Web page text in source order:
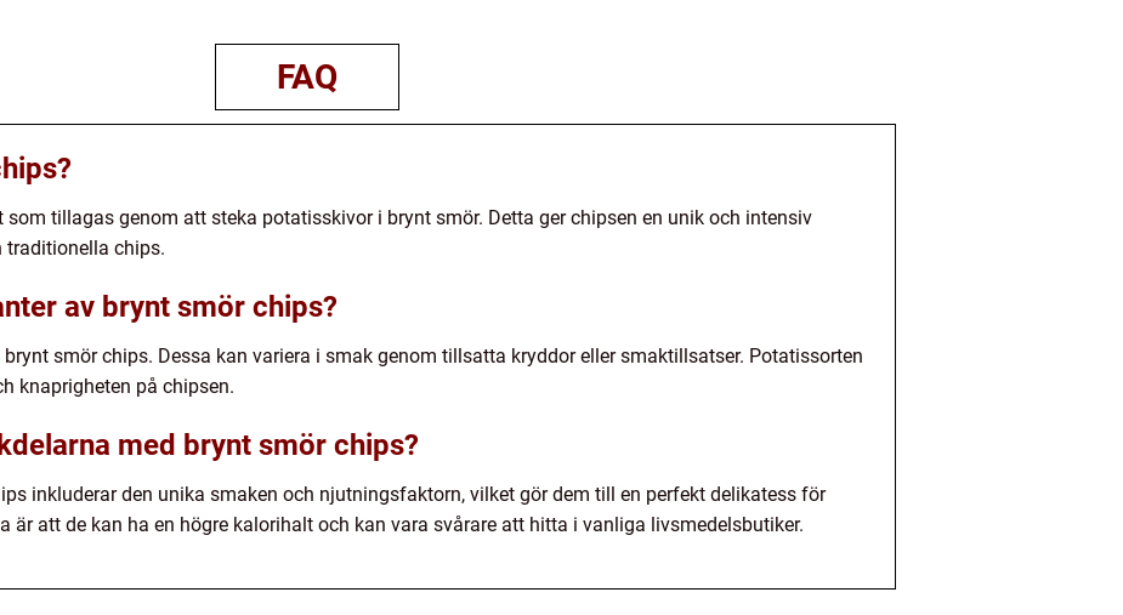
FAQ
som tillagas genom att steka potatisskivor i brynt smör. Detta ger chipsen en unik och intensiv
chips.
av brynt smör chips?
smör chips. Dessa kan variera i smak genom tillsatta kryddor eller smaktillsatser. Potatissorten
knaprigheten på chipsen.
med brynt smör chips?
inkluderar den unika smaken och njutningsfaktorn, vilket gör dem till en perfekt delikatess för
är att de kan ha en högre kalorihalt och kan vara svårare att hitta i vanliga livsmedelsbutiker.